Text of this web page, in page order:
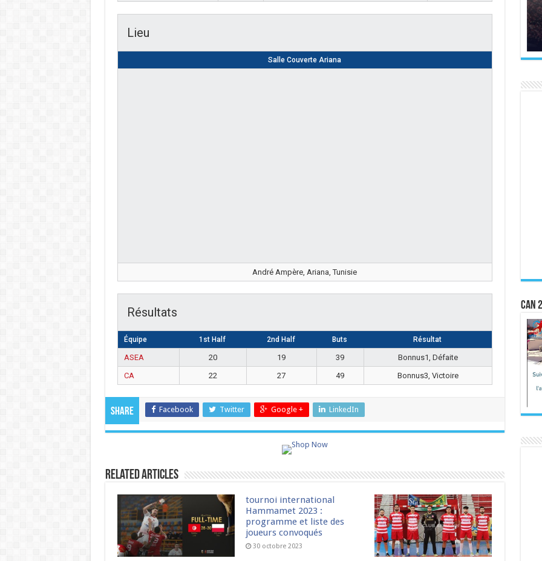
Lieu
Salle Couverte Ariana
André Ampère, Ariana, Tunisie
Résultats
Équipe 1st Half 2nd Half Buts Résultat
ASEA 20 19 39
Bonnus1, Défaite
CA
22 27 49 Bonnus3, Victoire
Share Facebook Twitter Google + LinkedIn
Related Articles
tournoi international
Hammamet 2023 :
programme et liste des
joueurs convoqués
30 octobre 2023
CAN